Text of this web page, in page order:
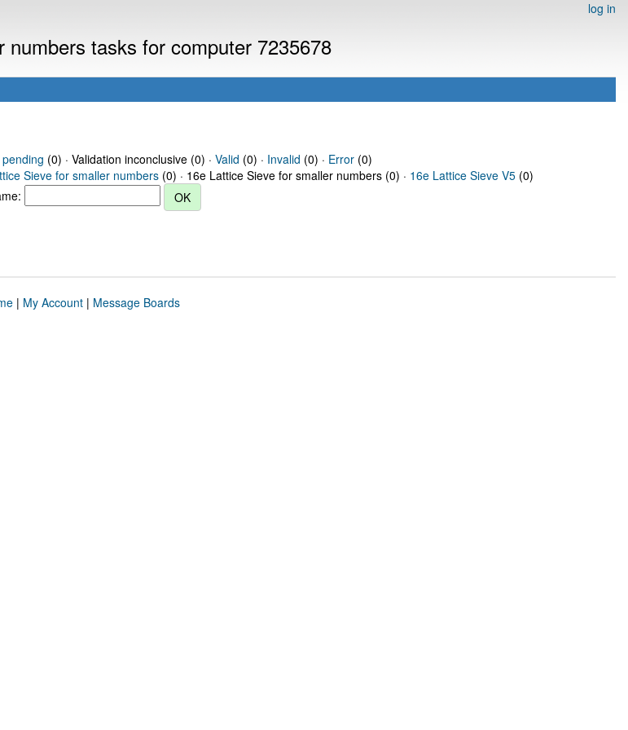
log in
tasks for computer 7235678
(0) · Validation inconclusive (0) · Valid (0) · Invalid (0) · Error(0)
Sieve for smaller numbers (0) · 16e Lattice Sieve for smaller numbers (0) · 16e Lattice Sieve V5 (0)
| My Account| Message Boards